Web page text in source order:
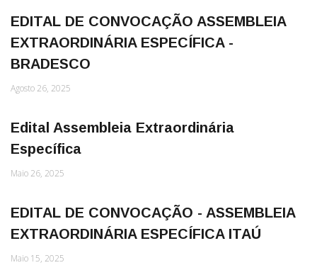
EDITAL DE CONVOCAÇÃO ASSEMBLEIA
EXTRAORDINÁRIA ESPECÍFICA -
BRADESCO
Agosto 26, 2025
Edital Assembleia Extraordinária
Específica
Maio 26, 2025
EDITAL DE CONVOCAÇÃO - ASSEMBLEIA
EXTRAORDINÁRIA ESPECÍFICA ITAÚ
Maio 15, 2025